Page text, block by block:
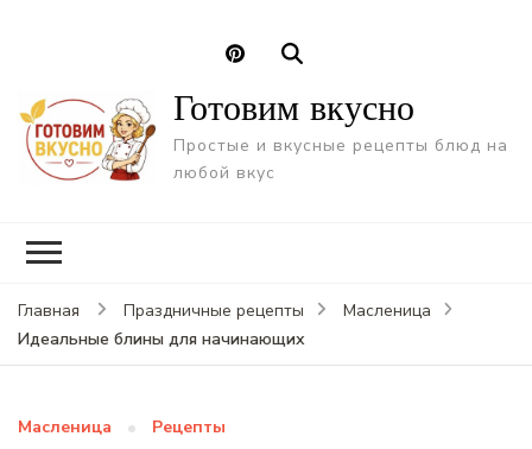
Готовим вкусно
Простые и вкусные рецепты блюд на
любой вкус
Главная Праздничные рецепты
Масленица
Идеальные блины для начинающих
Масленица Рецепты